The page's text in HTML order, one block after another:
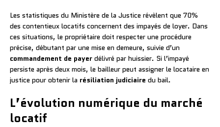
Les statistiques du Ministère de la Justice révèlent que 70%
des contentieux locatifs concernent des impayés de loyer. Dans
ces situations, le propriétaire doit respecter une procédure
précise, débutant par une mise en demeure, suivie d’un
commandement de payer délivré par huissier. Si l’impayé
persiste après deux mois, le bailleur peut assigner le locataire en
justice pour obtenir la résiliation judiciaire du bail.
L’évolution numérique du marché
locatif